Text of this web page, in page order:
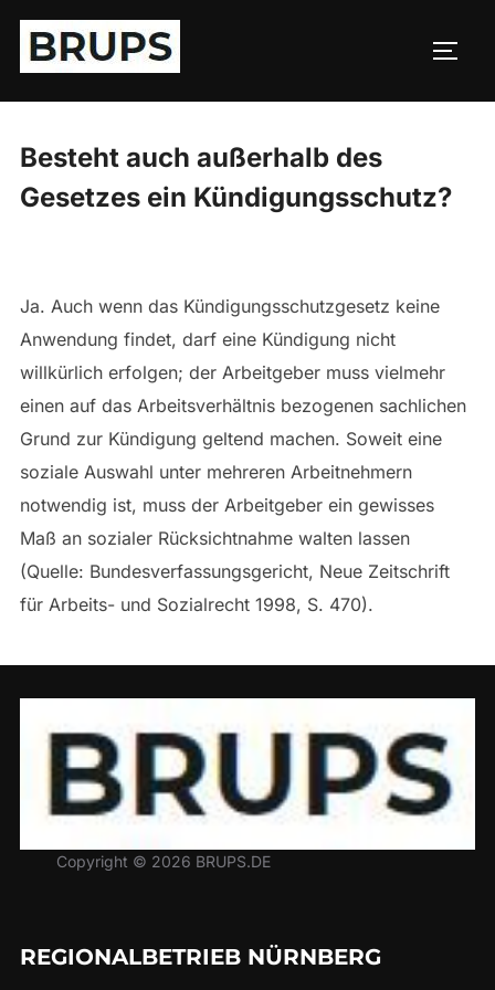
Zum
Inhalt
springen
Besteht auch außerhalb des
Gesetzes ein Kündigungsschutz?
Ja. Auch wenn das Kündigungsschutzgesetz keine
Anwendung findet, darf eine Kündigung nicht
willkürlich erfolgen; der Arbeitgeber muss vielmehr
einen auf das Arbeitsverhältnis bezogenen sachlichen
Grund zur Kündigung geltend machen. Soweit eine
soziale Auswahl unter mehreren Arbeitnehmern
notwendig ist, muss der Arbeitgeber ein gewisses
Maß an sozialer Rücksichtnahme walten lassen
(Quelle: Bundesverfassungsgericht, Neue Zeitschrift
für Arbeits- und Sozialrecht 1998, S. 470).
Copyright © 2026 BRUPS.DE
REGIONALBETRIEB NÜRNBERG